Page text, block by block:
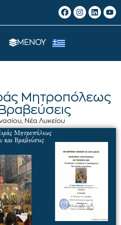
ΜΕΝΟΥ
Μητροπόλεως
, Νέα Λυκείου